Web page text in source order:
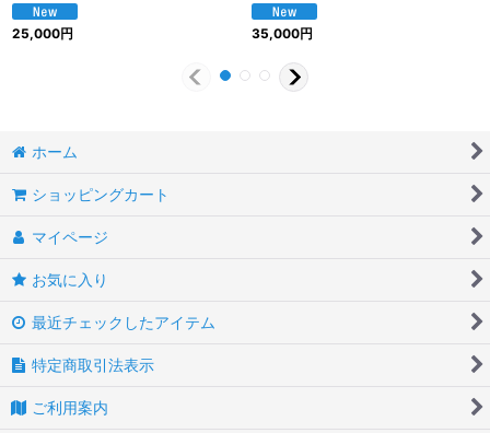
25,000円 35,000円
ホーム
ショッピングカート
マイページ
お気に入り
最近チェックしたアイテム
特定商取引法表示
ご利用案内